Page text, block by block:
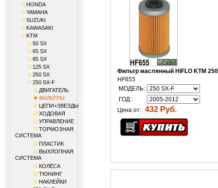
HONDA
YAMAHA
SUZUKI
KAWASAKI
KTM
50 SX
65 SX
85 SX
125 SX
250 SX
250 SX-F
ДВИГАТЕЛЬ
ФИЛЬТРЫ
ЦЕПИ+ЗВЕЗДЫ
ХОДОВАЯ
УПРАВЛЕНИЕ
ТОРМОЗНАЯ
СИСТЕМА
ПЛАСТИК
ВЫХЛОПНАЯ
СИСТЕМА
КОЛЁСА
ТЮНИНГ
НАКЛЕЙКИ
Фильтр маслянный HIFLO KTM 250
HF655
МОДЕЛЬ:
ГОД :
Цена от: 432 Руб.